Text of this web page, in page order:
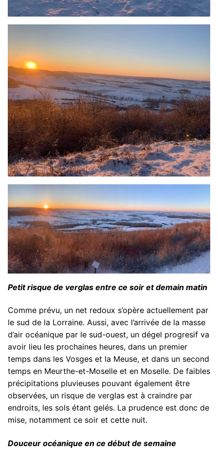
Petit risque de verglas entre ce soir et demain matin
Comme prévu, un net redoux s’opère actuellement par
le sud de la Lorraine. Aussi, avec l’arrivée de la masse
d’air océanique par le sud-ouest, un dégel progresif va
avoir lieu les prochaines heures, dans un premier
temps dans les Vosges et la Meuse, et dans un second
temps en Meurthe-et-Moselle et en Moselle. De faibles
précipitations pluvieuses pouvant également être
observées, un risque de verglas est à craindre par
endroits, les sols étant gelés. La prudence est donc de
mise, notamment ce soir et cette nuit.
Douceur océanique en ce début de semaine